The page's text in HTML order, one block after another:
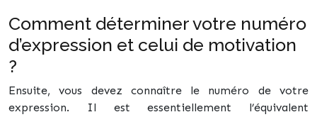
Comment déterminer votre numéro
d’expression et celui de motivation
?
Ensuite, vous devez connaître le numéro de votre
expression. Il est essentiellement l’équivalent